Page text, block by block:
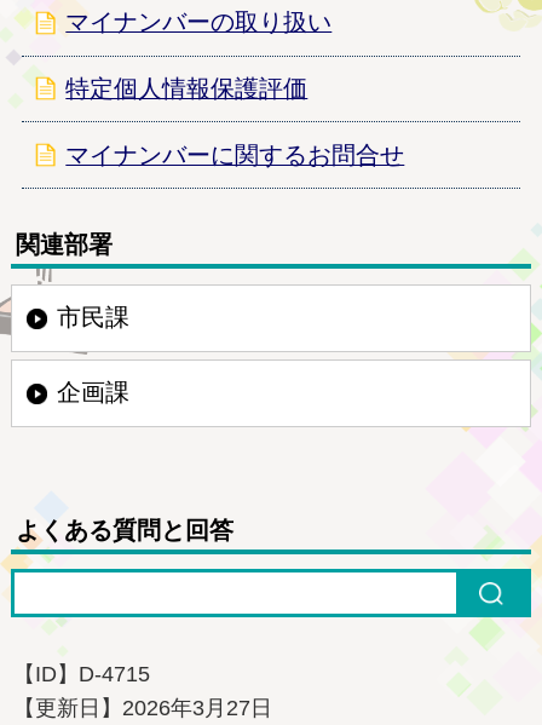
マイナンバーの取り扱い
特定個人情報保護評価
マイナンバーに関するお問合せ
関連部署
市民課
企画課
よくある質問と回答
【ID】 D-4715
【更新日】 2026年3月27日